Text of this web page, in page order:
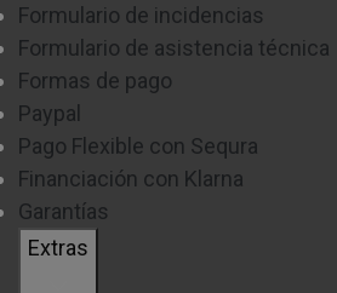
Formulario de incidencias
Formulario de asistencia técnica
Formas de pago
Paypal
Pago Flexible con Sequra
Financiación con Klarna
Garantías
Extras